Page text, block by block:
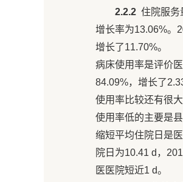
2.2.2 住院服务
增长率为13.06%。
增长了11.70%。
病床使用率是评价
84.09%，增长了
使用率比较还有很
使用率低的主要是
缩短平均住院日是
院日为10.41 d，
医医院短近1 d。